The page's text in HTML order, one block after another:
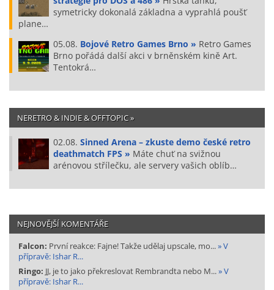
symetricky dokonalá základna a vyprahlá poušť
plane…
05.08. Bojové Retro Games Brno » Retro Games
Brno pořádá další akci v brněnském kině Art.
Tentokrá…
NERETRO & INDIE & OFFTOPIC »
02.08. Sinned Arena – zkuste demo české retro
deathmatch FPS » Máte chuť na svižnou
arénovou střílečku, ale servery vašich oblíb…
NEJNOVĚJŠÍ KOMENTÁŘE
Falcon: První reakce: Fajne! Takže udělaj upscale, mo...» V
přípravě: Ishar R...
Ringo: JJ, je to jako překreslovat Rembrandta nebo M...» V
přípravě: Ishar R...